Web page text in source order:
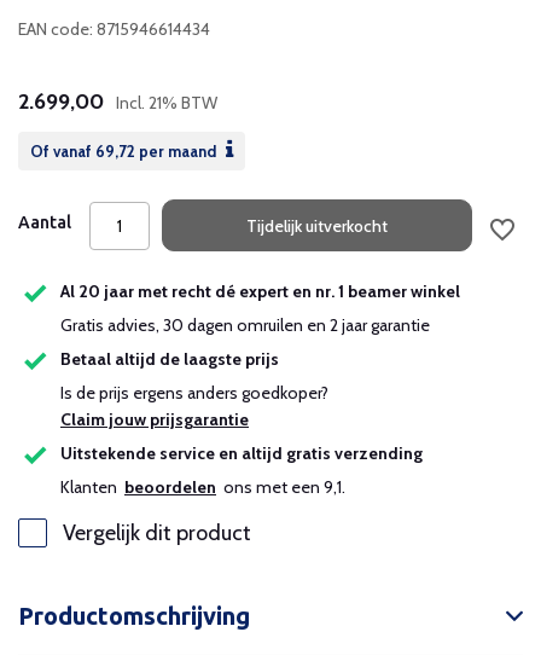
EAN code: 8715946614434
2.699,00 Incl. 21% BTW
Of vanaf 69,72 per maand
Aantal Tijdelijk uitverkocht
Al 20 jaar met recht dé expert en nr. 1 beamer winkel
Gratis advies, 30 dagen omruilen en 2 jaar garantie
Betaal altijd de laagste prijs
Is de prijs ergens anders goedkoper?
Claim jouw prijsgarantie
Uitstekende service en altijd gratis verzending
Klanten beoordelen ons met een 9,1.
Vergelijk dit product
Productomschrijving